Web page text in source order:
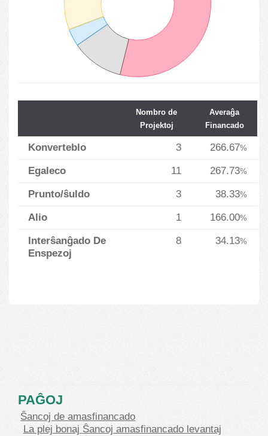
Nombro de
Projektoj
Averaĝa
Financado
Konverteblo 3 266.67%
Egaleco 11 267.73%
Prunto/ŝuldo 3 38.33%
Alio 1 166.00%
Interŝanĝado De
Enspezoj
8 34.13%
PAĜOJ
Ŝancoj de amasfinancado
La plej bonaj Ŝancoj amasfinancado levantaj